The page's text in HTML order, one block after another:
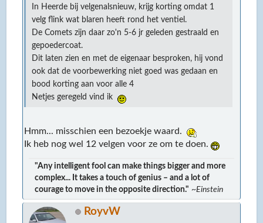
In Heerde bij velgenalsnieuw, krijg korting omdat 1
velg flink wat blaren heeft rond het ventiel.
De Comets zijn daar zo'n 5-6 jr geleden gestraald en
gepoedercoat.
Dit laten zien en met de eigenaar besproken, hij vond
ook dat de voorbewerking niet goed was gedaan en
bood korting aan voor alle 4
Netjes geregeld vind ik
Hmm... misschien een bezoekje waard.
Ik heb nog wel 12 velgen voor ze om te doen.
"Any intelligent fool can make things bigger and more
complex... It takes a touch of genius – and a lot of
courage to move in the opposite direction." ~Einstein
RoyvW